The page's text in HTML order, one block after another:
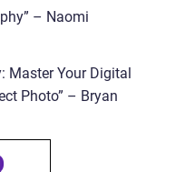
– Naomi
Master Your Digital
Photo” – Bryan